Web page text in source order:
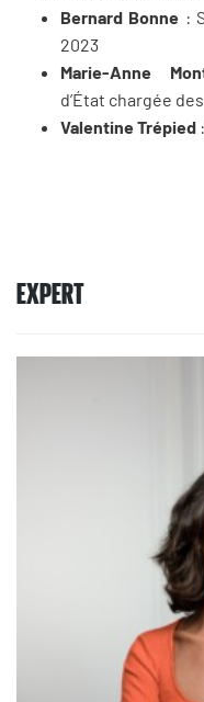
Bernard Bonne :
2023
Marie-Anne
d’État chargée
Valentine Trépied
EXPERT